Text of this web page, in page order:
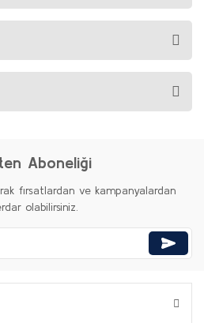
Aboneliği
fırsatlardan ve kampanyalardan
olabilirsiniz.